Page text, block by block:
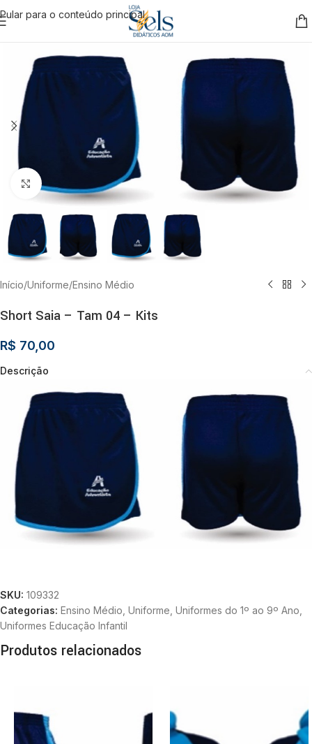
Pular para o conteúdo principal
Clique para ampliar
Início/Uniforme/Ensino Médio
Short Saia – Tam 04 – Kits
R$ 70,00
Descrição
SKU: 109332
Categorias: Ensino Médio Uniforme Uniformes do 1º ao 9º Ano
Uniformes Educação Infantil
Produtos relacionados